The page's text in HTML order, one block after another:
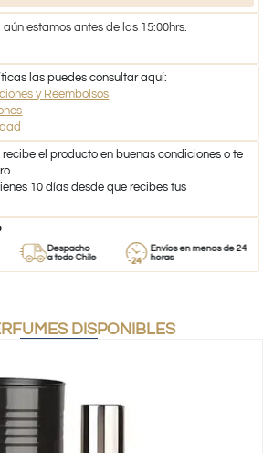
aún estamos antes de las 15:00hrs.
las puedes consultar aquí:
y Reembolsos
recibe el producto en buenas condiciones o te
10 días desde que recibes tus
Despacho
a todo Chile
Envíos en menos de 24
horas
DISPONIBLES